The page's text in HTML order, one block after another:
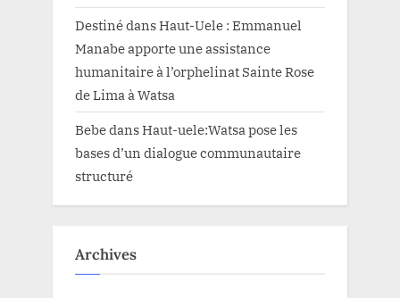
DestinédansHaut-Uele : Emmanuel
Manabe apporte une assistance
humanitaire à l’orphelinat Sainte Rose
de Lima à Watsa
BebedansHaut-uele:Watsa pose les
bases d’un dialogue communautaire
structuré
Archives